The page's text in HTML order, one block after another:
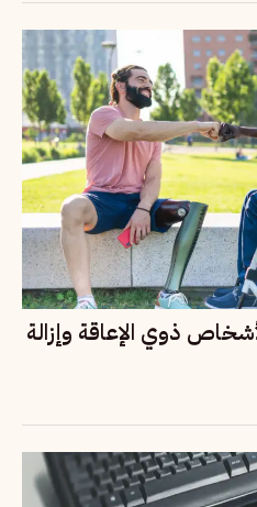
ذوي الإعاقة وإزالة